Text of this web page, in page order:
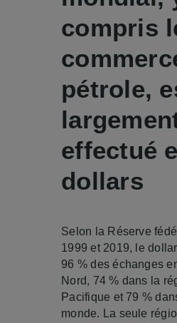
compris
pétrole,
effectué
dollars
Selon la Réserve
1999 et 2019, le
96 % des échanges
Nord, 74 % dans la
Pacifique et 79 %
monde. La seule